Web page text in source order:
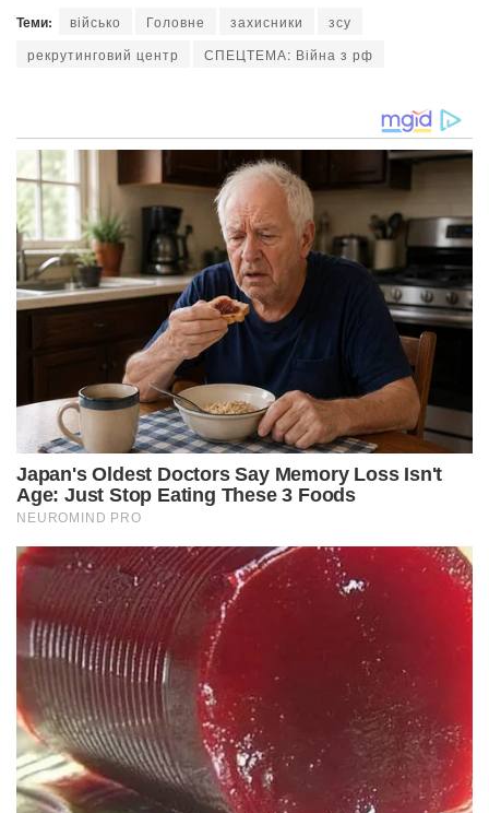
Теми: військо Головне захисники
зсу
рекрутинговий центр
СПЕЦТЕМА: Війна з рф